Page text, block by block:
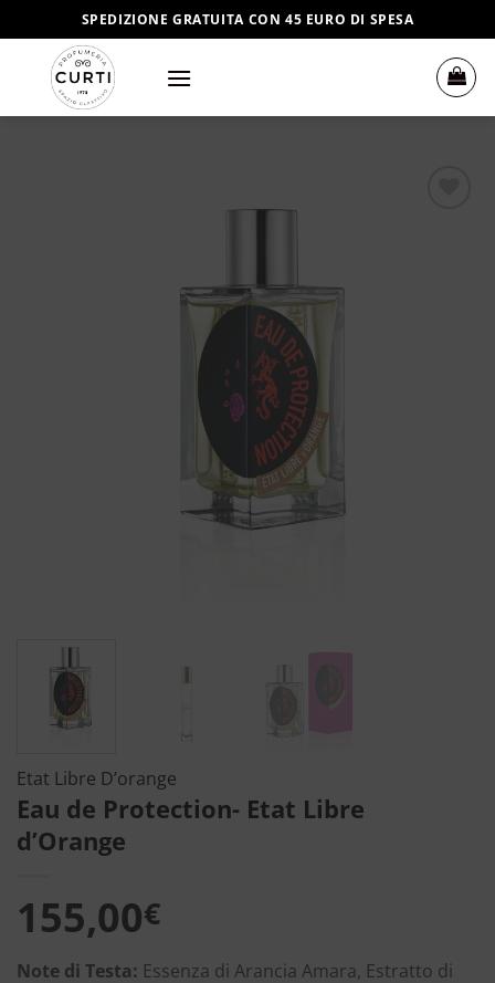
ai
contenuti
SPEDIZIONE GRATUITA CON 45 EURO DI SPESA
Etat Libre D’orange
Eau de Protection- Etat Libre
d’Orange
155,00€
Note di Testa: Essenza di Arancia Amara, Estratto di